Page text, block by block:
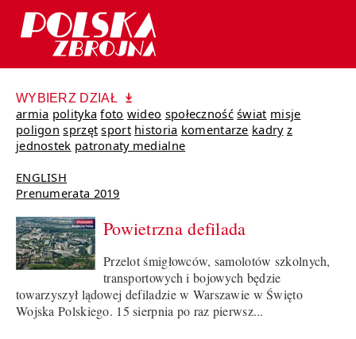
WYBIERZ DZIAŁ
armia polityka foto wideo społeczność świat misje
poligon sprzęt sport historia komentarze kadry z
jednostek patronaty medialne
ENGLISH
Prenumerata 2019
Powietrzna defilada
Przelot śmigłowców, samolotów szkolnych,
transportowych i bojowych będzie
towarzyszył lądowej defiladzie w Warszawie w Święto
Wojska Polskiego. 15 sierpnia po raz pierwsz...